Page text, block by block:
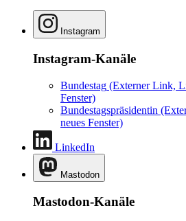
Instagram
Instagram-Kanäle
Bundestag (Externer Link,
Fenster)
Bundestagspräsidentin
neues Fenster)
LinkedIn
Mastodon
Mastodon-Kanäle